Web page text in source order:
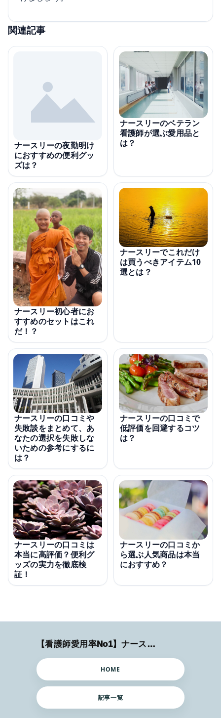
関連記事
ナースリーの夜勤明け
におすすめの便利グッ
ズは？
ナースリーのベテラン
看護師が選ぶ愛用品と
は？
ナースリー初心者にお
すすめのセットはこれ
だ！？
ナースリーでこれだけ
は買うべきアイテム10
選とは？
ナースリーの口コミや
失敗談をまとめて、あ
なたの選択を失敗しな
いための参考にするに
は？
ナースリーの口コミで
低評価を回避するコツ
は？
ナースリーの口コミは
本当に高評価？便利グ
ッズの実力を徹底検
証！
ナースリーの口コミか
ら選ぶ人気商品は本当
におすすめ？
【看護師愛用率No1】ナースリーで人気の商品はコレ
HOME
記事一覧